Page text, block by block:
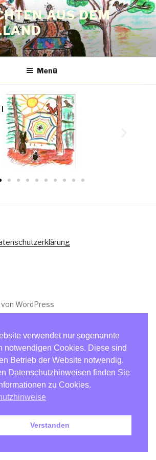
AUS DEM
Menü
WordPress
verwendet nur sogenannte
notwendigen Cookies. Diese sind
Betrieb der Website notwendig.
Datenschutzhinweisen finden Sie
zu Cookies.
Verstanden